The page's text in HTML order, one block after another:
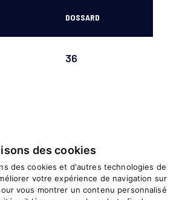
des cookies
des cookies et d'autres technologies de
votre expérience de navigation sur
vous montrer un contenu personnalisé
DOSSARD
36
PAYS